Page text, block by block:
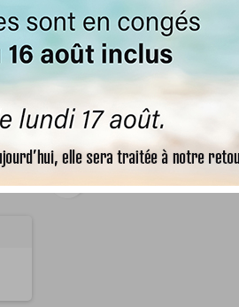
Pertinence